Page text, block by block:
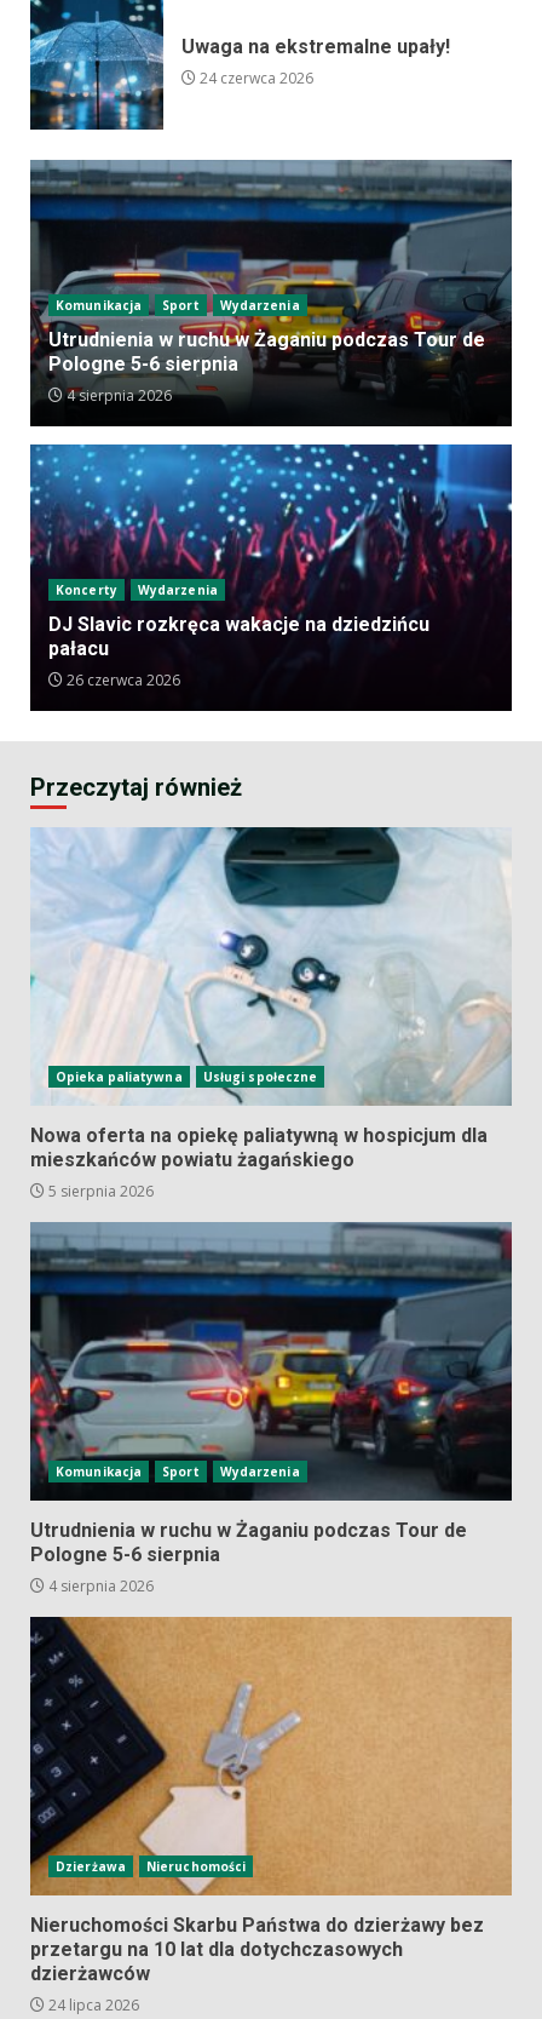
Uwaga na ekstremalne upały!
24 czerwca 2026
Komunikacja Sport Wydarzenia
Utrudnienia w ruchu w Żaganiu podczas Tour de
Pologne 5-6 sierpnia
4 sierpnia 2026
Koncerty Wydarzenia
DJ Slavic rozkręca wakacje na dziedzińcu
pałacu
26 czerwca 2026
Przeczytaj również
Opieka paliatywna Usługi społeczne
Nowa oferta na opiekę paliatywną w hospicjum dla
mieszkańców powiatu żagańskiego
5 sierpnia 2026
Komunikacja Sport Wydarzenia
Utrudnienia w ruchu w Żaganiu podczas Tour de
Pologne 5-6 sierpnia
4 sierpnia 2026
Dzierżawa Nieruchomości
Nieruchomości Skarbu Państwa do dzierżawy bez
przetargu na 10 lat dla dotychczasowych
dzierżawców
24 lipca 2026